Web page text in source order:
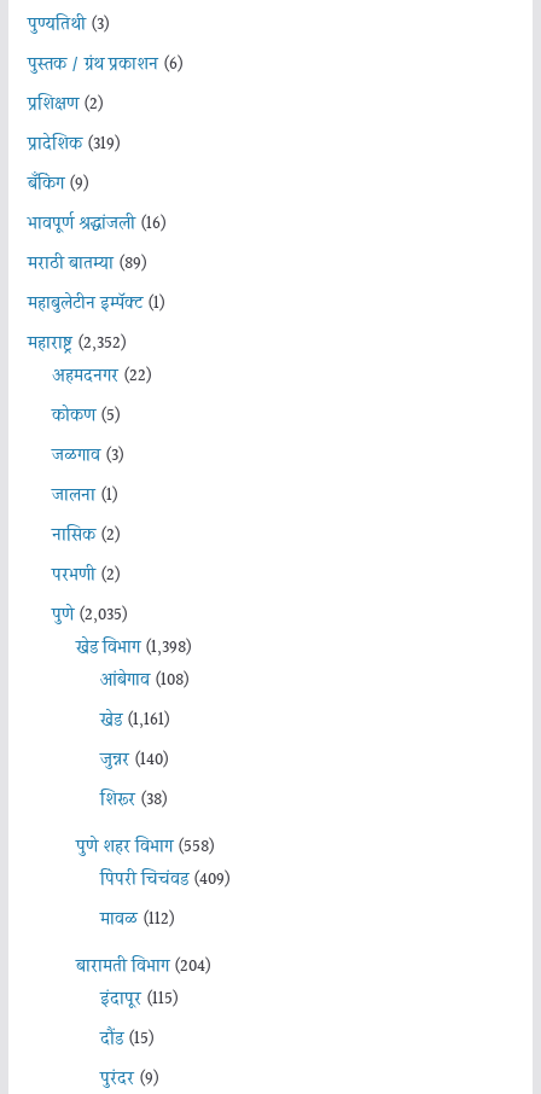
पुण्यतिथी(3)
पुस्तक / ग्रंथ प्रकाशन(6)
प्रशिक्षण(2)
प्रादेशिक(319)
बँकिंग(9)
भावपूर्ण श्रद्धांजली(16)
मराठी बातम्या(89)
महाबुलेटीन इम्पॅक्ट(1)
महाराष्ट्र(2,352)
अहमदनगर(22)
कोकण(5)
जळगाव(3)
जालना(1)
नासिक(2)
परभणी(2)
पुणे(2,035)
खेड विभाग(1,398)
आंबेगाव(108)
खेड(1,161)
जुन्नर(140)
शिरूर(38)
पुणे शहर विभाग(558)
पिंपरी चिचंवड(409)
मावळ(112)
बारामती विभाग(204)
इंदापूर(115)
दौंड(15)
पुरंदर(9)